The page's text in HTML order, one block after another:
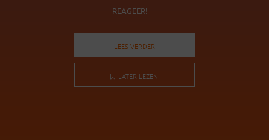
REAGEER!
LEES VERDER
LATER LEZEN